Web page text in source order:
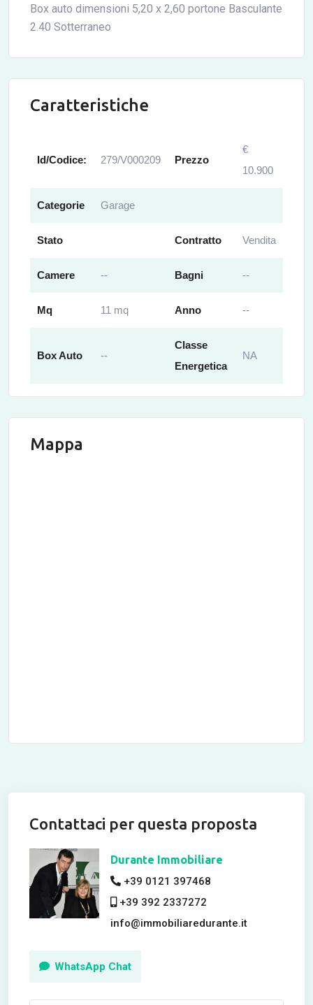
Box auto dimensioni 5,20 x 2,60 portone Basculante
2.40 Sotterraneo
Caratteristiche
Id/Codice: 279/V000209 Prezzo
€
10.900
Categorie Garage
Stato Contratto Vendita
Camere -- Bagni --
Mq 11 mq Anno --
Box Auto --
Classe
Energetica
NA
Mappa
Contattaci per questa proposta
Durante Immobiliare
+39 0121 397468
+39 392 2337272
info@immobiliaredurante.it
WhatsApp Chat